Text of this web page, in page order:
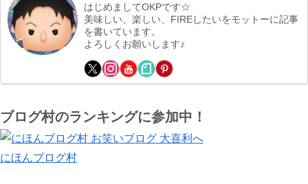
はじめましてOKPです☆
美味しい、楽しい、FIREしたいをモットーに記事
を書いています。
よろしくお願いします♪
ブログ村のランキングに参加中！
にほんブログ村